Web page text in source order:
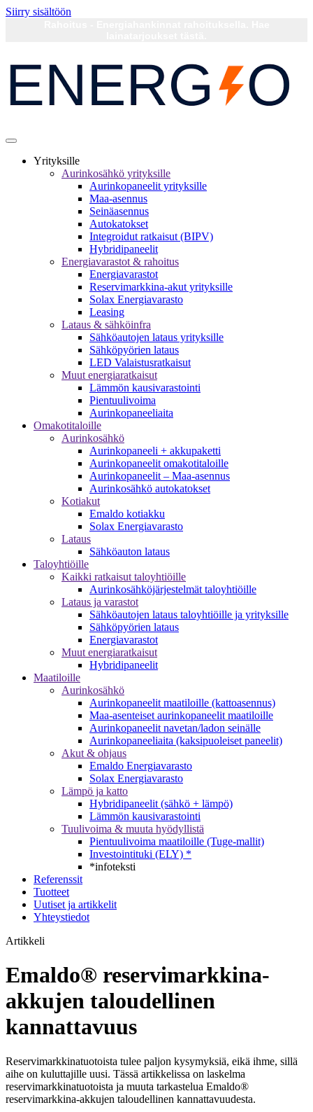
Siirry sisältöön
Yrityksille
Aurinkosähkö yrityksille
Aurinkopaneelit yrityksille
Maa-asennus
Seinäasennus
Autokatokset
Integroidut ratkaisut (BIPV)
Hybridipaneelit
Energiavarastot & rahoitus
Energiavarastot
Reservimarkkina-akut yrityksille
Solax Energiavarasto
Leasing
Lataus & sähköinfra
Sähköautojen lataus yrityksille
Sähköpyörien lataus
LED Valaistusratkaisut
Muut energiaratkaisut
Lämmön kausivarastointi
Pientuulivoima
Aurinkopaneeliaita
Omakotitaloille
Aurinkosähkö
Aurinkopaneeli + akkupaketti
Aurinkopaneelit omakotitaloille
Aurinkopaneelit – Maa-asennus
Aurinkosähkö autokatokset
Kotiakut
Emaldo kotiakku
Solax Energiavarasto
Lataus
Sähköauton lataus
Taloyhtiöille
Kaikki ratkaisut taloyhtiöille
Aurinkosähköjärjestelmät taloyhtiöille
Lataus ja varastot
Sähköautojen lataus taloyhtiöille ja yrityksille
Sähköpyörien lataus
Energiavarastot
Muut energiaratkaisut
Hybridipaneelit
Maatiloille
Aurinkosähkö
Aurinkopaneelit maatiloille (kattoasennus)
Maa-asenteiset aurinkopaneelit maatiloille
Aurinkopaneelit navetan/ladon seinälle
Aurinkopaneeliaita (kaksipuoleiset paneelit)
Akut & ohjaus
Emaldo Energiavarasto
Solax Energiavarasto
Lämpö ja katto
Hybridipaneelit (sähkö + lämpö)
Lämmön kausivarastointi
Tuulivoima & muuta hyödyllistä
Pientuulivoima maatiloille (Tuge-mallit)
Investointituki (ELY) *
*infoteksti
Referenssit
Tuotteet
Uutiset ja artikkelit
Yhteystiedot
Artikkeli
Emaldo® reservimarkkina-
akkujen taloudellinen
kannattavuus
Reservimarkkinatuotoista tulee paljon kysymyksiä, eikä ihme, sillä
aihe on kuluttajille uusi. Tässä artikkelissa on laskelma
reservimarkkinatuotoista ja muuta tarkastelua Emaldo®
reservimarkkina-akkujen taloudellinen kannattavuudesta.